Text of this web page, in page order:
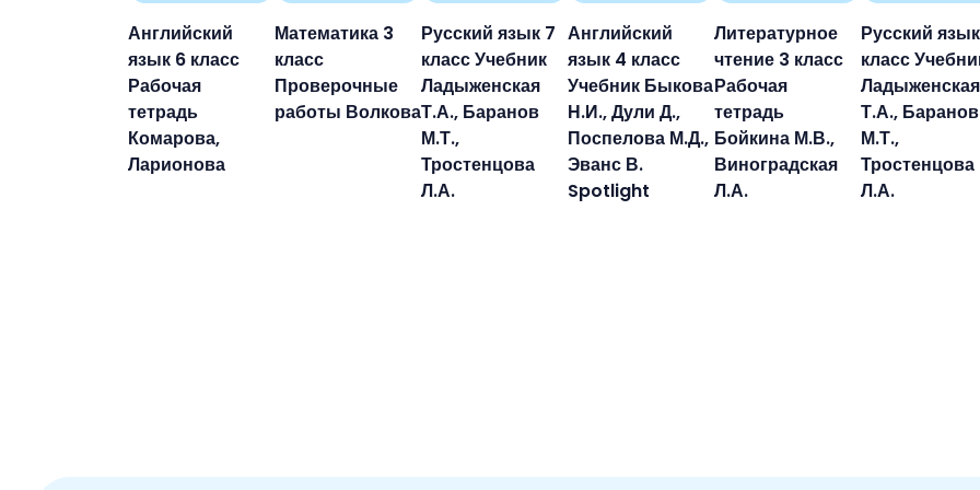
Английский
язык 6 класс
Рабочая
тетрадь
Комарова,
Ларионова
Математика 3
класс
Проверочные
работы Волкова
Русский язык 7
класс Учебник
Ладыженская
Т.А., Баранов
М.Т.,
Тростенцова
Л.А.
Английский
язык 4 класс
Учебник Быкова
Н.И., Дули Д.,
Поспелова М.Д.,
Эванс В.
Spotlight
Литературное
чтение 3 класс
Рабочая
тетрадь
Бойкина М.В.,
Виноградская
Л.А.
Русский
класс
Ладыженская
Т.А., Баранов
М.Т.,
Тростенцова
Л.А.